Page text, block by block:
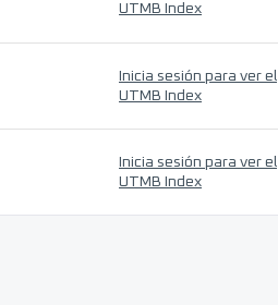
UTMB Index
Inicia sesión para ver el
UTMB Index
Inicia sesión para ver el
UTMB Index